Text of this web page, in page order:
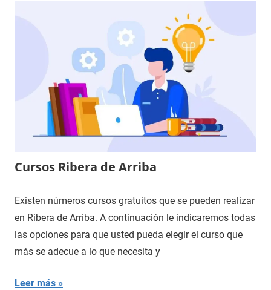
Cursos Ribera de Arriba
Existen números cursos gratuitos que se pueden realizar
en Ribera de Arriba. A continuación le indicaremos todas
las opciones para que usted pueda elegir el curso que
más se adecue a lo que necesita y
Leer más